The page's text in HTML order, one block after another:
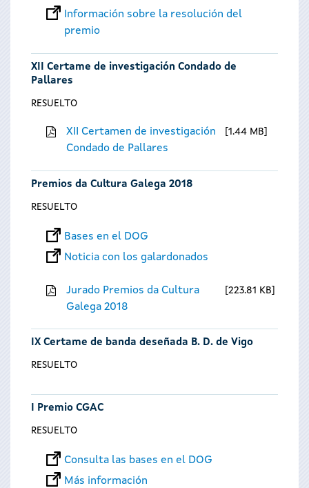
Información sobre la resolución del
premio
XII Certame de investigación Condado de
Pallares
RESUELTO
XII Certamen de investigación
Condado de Pallares
1.44 MB
Premios da Cultura Galega 2018
RESUELTO
Bases en el DOG
Noticia con los galardonados
Jurado Premios da Cultura
Galega 2018
223.81 KB
IX Certame de banda deseñada B. D. de Vigo
RESUELTO
I Premio CGAC
RESUELTO
Consulta las bases en el DOG
Más información